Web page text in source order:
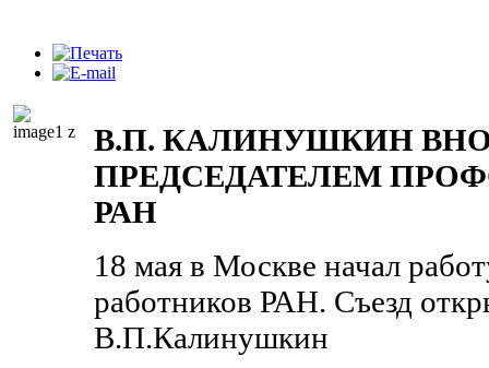
В.П. КАЛИНУШКИН
ПРЕДСЕДАТЕЛЕМ
РАН
18 мая в Москве начал
работников РАН. Съезд
В.П.Калинушкин